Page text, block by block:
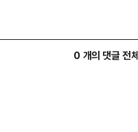
0 개의 댓글 전